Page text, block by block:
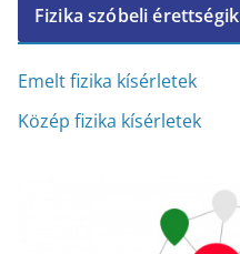
í
v
m
Fizika szóbeli érettségik
Emelt fizika kísérletek
Közép fizika kísérletek